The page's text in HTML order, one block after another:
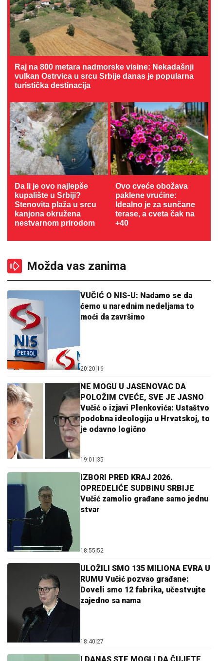
Raj na 800 metara nadmorske visine: Nekadašnji
vulkan Ostrvica u srcu Srbije danas je popularna
turistička destinacija
Da li je ovo najlepše
kupalište u Srbiji?
Stenovita plaža u srcu
kanjona okružena
nestvarnom prirodom
Ovo cveće obožava
paklene vrućine:
Idealno je za sunčane
terase, a cveta čak na
+40
Možda vas zanima
VUČIĆ O NIS-U: Nadamo se da
ćemo u narednim nedeljama to
moći da završimo
20:20 16
NE MOGU U JASENOVAC DA
POLOŽIM CVEĆE, SVE JE JASNO
Vučić o izjavi Plenkovića: Ustaštvo
podobna ideologija u Hrvatskoj, to
je odavno logično
19:01 35
IZBORI PRED KRAJ 2026.
OPREDELIĆE SUDBINU SRBIJE
Vučić zamolio građane samo jednu
stvar
18:55 52
ULOŽILI SMO 135 MILIONA EVRA U
RUMU Vučić pozvao građane:
Doveli smo 12 fabrika, učestvujte
zajedno sa nama
18:40 27